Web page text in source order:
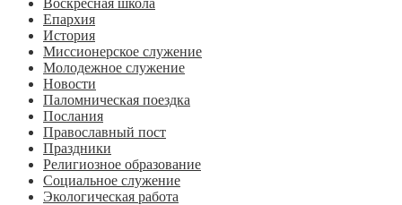
Епархия
История
Миссионерское служение
Молодежное служение
Новости
Паломническая поездка
Послания
Православный пост
Праздники
Религиозное образование
Социальное служение
Экологическая работа